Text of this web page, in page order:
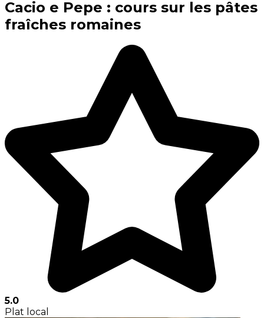
Cacio e Pepe : cours sur les pâtes
fraîches romaines
5.0
Plat local